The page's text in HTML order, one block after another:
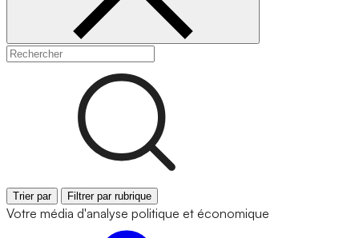
Trier par Filtrer par rubrique
Votre média d'analyse politique et économique